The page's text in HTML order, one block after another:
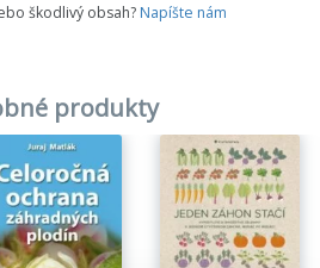
celý rok po celý život.
škodlivý obsah? Napíšte nám
produkty